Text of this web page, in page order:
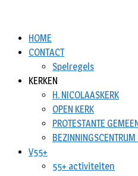
HOME
CONTACT
Spelregels
KERKEN
H. NICOLAASKERK
OPEN KERK
PROTESTANTE
V55+
55+ activiteiten